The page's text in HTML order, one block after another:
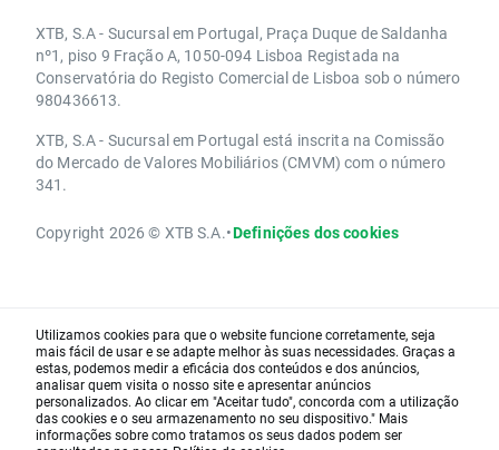
XTB, S.A - Sucursal em Portugal, Praça Duque de Saldanha
nº1, piso 9 Fração A, 1050-094 Lisboa Registada na
Conservatória do Registo Comercial de Lisboa sob o número
980436613.
XTB, S.A - Sucursal em Portugal está inscrita na Comissão
do Mercado de Valores Mobiliários (CMVM) com o número
341.
Copyright 2026 © XTB S.A.•Definições dos cookies
Utilizamos cookies para que o website funcione corretamente, seja
mais fácil de usar e se adapte melhor às suas necessidades. Graças a
estas, podemos medir a eficácia dos conteúdos e dos anúncios,
analisar quem visita o nosso site e apresentar anúncios
personalizados. Ao clicar em "Aceitar tudo", concorda com a utilização
das cookies e o seu armazenamento no seu dispositivo." Mais
informações sobre como tratamos os seus dados podem ser